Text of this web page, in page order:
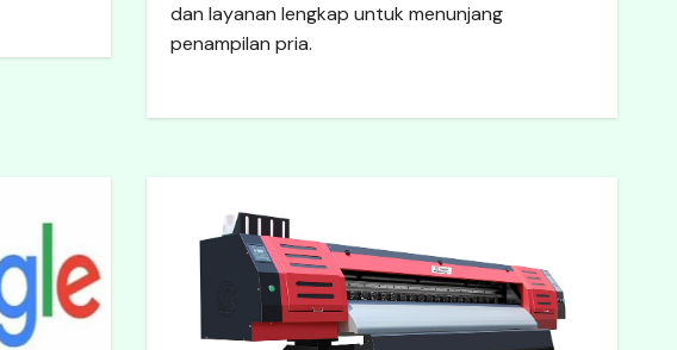
dan layanan lengkap untuk menunjang
penampilan pria.